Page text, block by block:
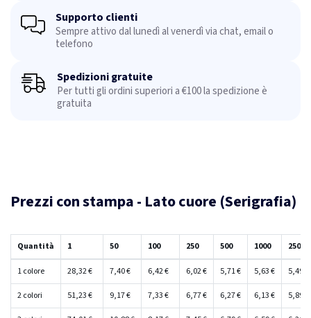
Supporto clienti
Sempre attivo dal lunedì al venerdì via chat, email o
telefono
Spedizioni gratuite
Per tutti gli ordini superiori a €100 la spedizione è
gratuita
Prezzi con stampa - Lato cuore (Serigrafia)
Quantità 1 50 100 250 500 1000 2500
1 colore 28,32 € 7,40 € 6,42 € 6,02 € 5,71 € 5,63 € 5,49 €
2 colori 51,23 € 9,17 € 7,33 € 6,77 € 6,27 € 6,13 € 5,89 €